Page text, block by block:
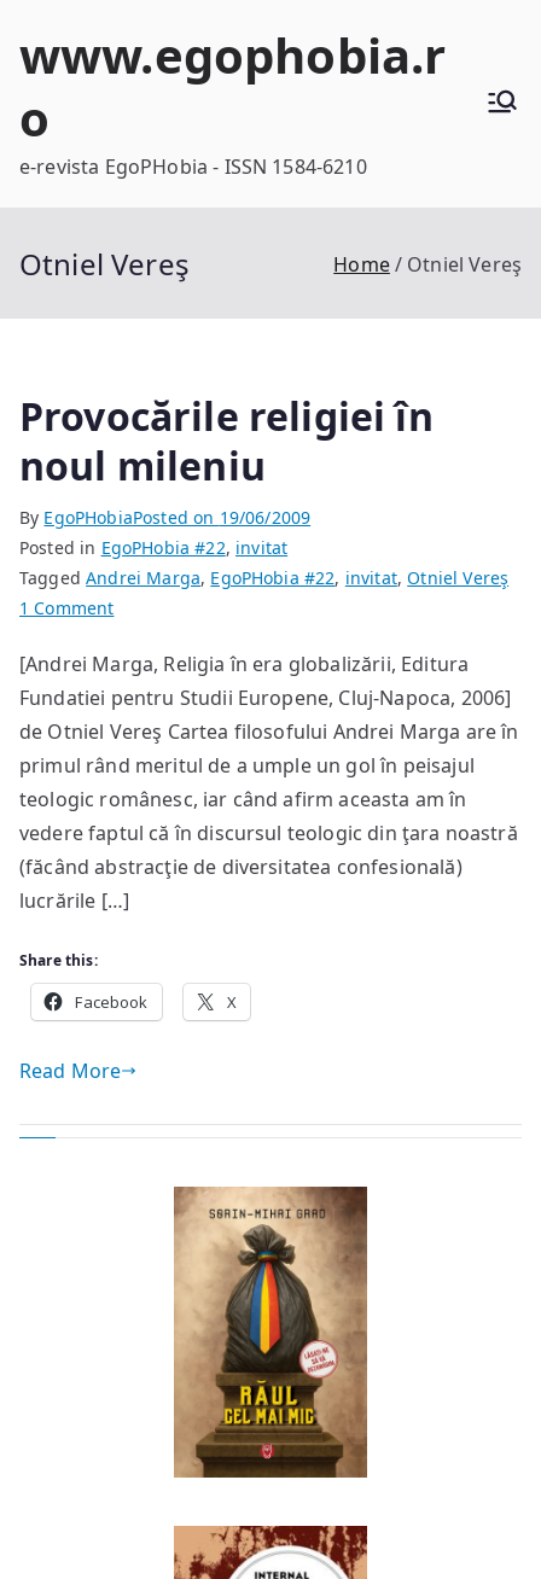
www.egophobia.r
o
e-revista EgoPHobia - ISSN 1584-6210
Otniel Vereş Home Otniel Vereş
Provocările religiei în
noul mileniu
By EgoPHobiaPosted on 19/06/2009
Posted in EgoPHobia #22, invitat
TaggedAndrei Marga, EgoPHobia #22, invitat,Otniel Vereş
1 Commenton
religiei
în
noul
mileniu
[Andrei Marga, Religia în era globalizării, Editura
Fundatiei pentru Studii Europene, Cluj-Napoca, 2006]
de Otniel Vereş Cartea filosofului Andrei Marga are în
primul rând meritul de a umple un gol în peisajul
teologic românesc, iar când afirm aceasta am în
vedere faptul că în discursul teologic din ţara noastră
(făcând abstracţie de diversitatea confesională)
lucrările […]
Share this:
Facebook X
Read More